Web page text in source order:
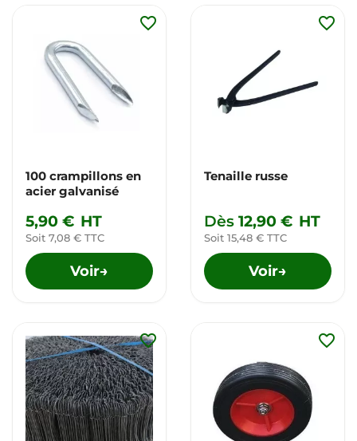
100 crampillons en
acier galvanisé
5,90 € HT
Soit 7,08 € TTC
Voir→
favorite_border
Tenaille russe
Dès 12,90 € HT
Soit 15,48 € TTC
Voir→
favorite_border
favorite_border favorite_border